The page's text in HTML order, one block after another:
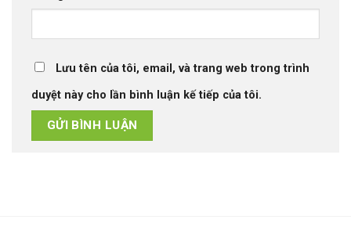
Lưu tên của tôi, email, và trang web trong trình
duyệt này cho lần bình luận kế tiếp của tôi.